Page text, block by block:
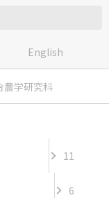
トワークをさらに
English
農学研究科
11
6